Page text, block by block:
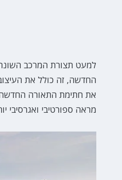
החדשה, זה כולל את
את חתימת התאורה החדשה
מראה ספורטיבי ואגרסיבי